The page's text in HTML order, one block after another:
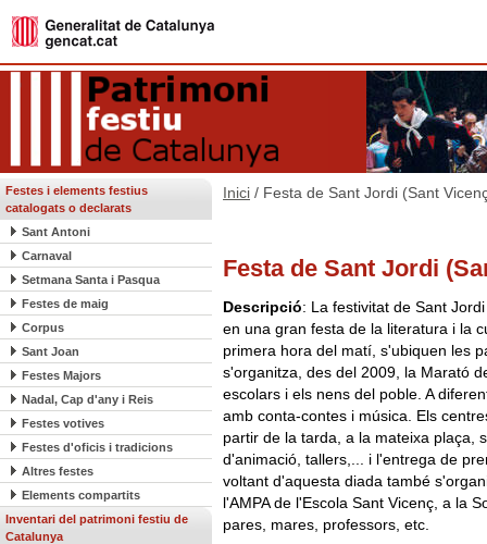
Festes i elements festius
catalogats o declarats
Sant Antoni
Carnaval
Setmana Santa i Pasqua
Festes de maig
Corpus
Sant Joan
Festes Majors
Nadal, Cap d'any i Reis
Festes votives
Festes d'oficis i tradicions
Altres festes
Elements compartits
Inventari del patrimoni festiu de
Catalunya
Inici / Festa de Sant Jordi (Sant
Festa de Sant Jordi
Descripció: La festivitat de Sant
en una gran festa de la literatura i la
primera hora del matí, s'ubiquen les
s'organitza, des del 2009, la Marató
escolars i els nens del poble. A
amb conta-contes i música. Els
partir de la tarda, a la mateixa plaça,
d'animació, tallers,... i l'entrega de
voltant d'aquesta diada també
l'AMPA de l'Escola Sant Vicenç, a la
pares, mares, professors, etc.